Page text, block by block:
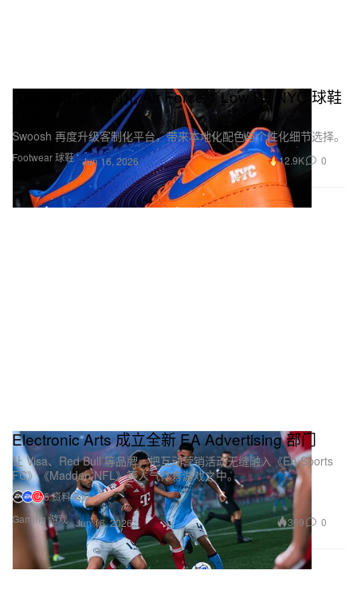
Footwear 球鞋
Nike 推出可客制化 Air Force 1 Low By NYC 球鞋
计划
Swoosh 再度升级客制化平台，带来本地化配色与个性化细节选择。
Jun 16, 2026 12.9K 0
Gaming 游戏
Electronic Arts 成立全新 EA Advertising 部门
让 Visa、Red Bull 等品牌，把互动营销活动无缝融入《EA Sports
FC》《Madden NFL》等人气体育游戏之中。
5 资料来源
Jun 16, 2026
369 0